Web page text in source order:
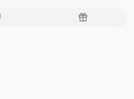
随